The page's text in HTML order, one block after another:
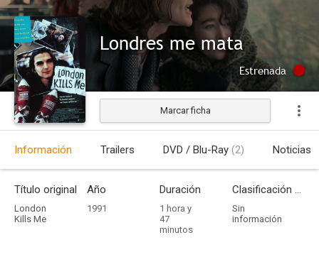
Londres me mata
Estrenada
Marcar ficha
Información Trailers DVD / Blu-Ray (2) Noticias
Título original
London
Kills Me
Año
1991
Duración
1 hora y
47
minutos
Clasificación por edades
Sin
información